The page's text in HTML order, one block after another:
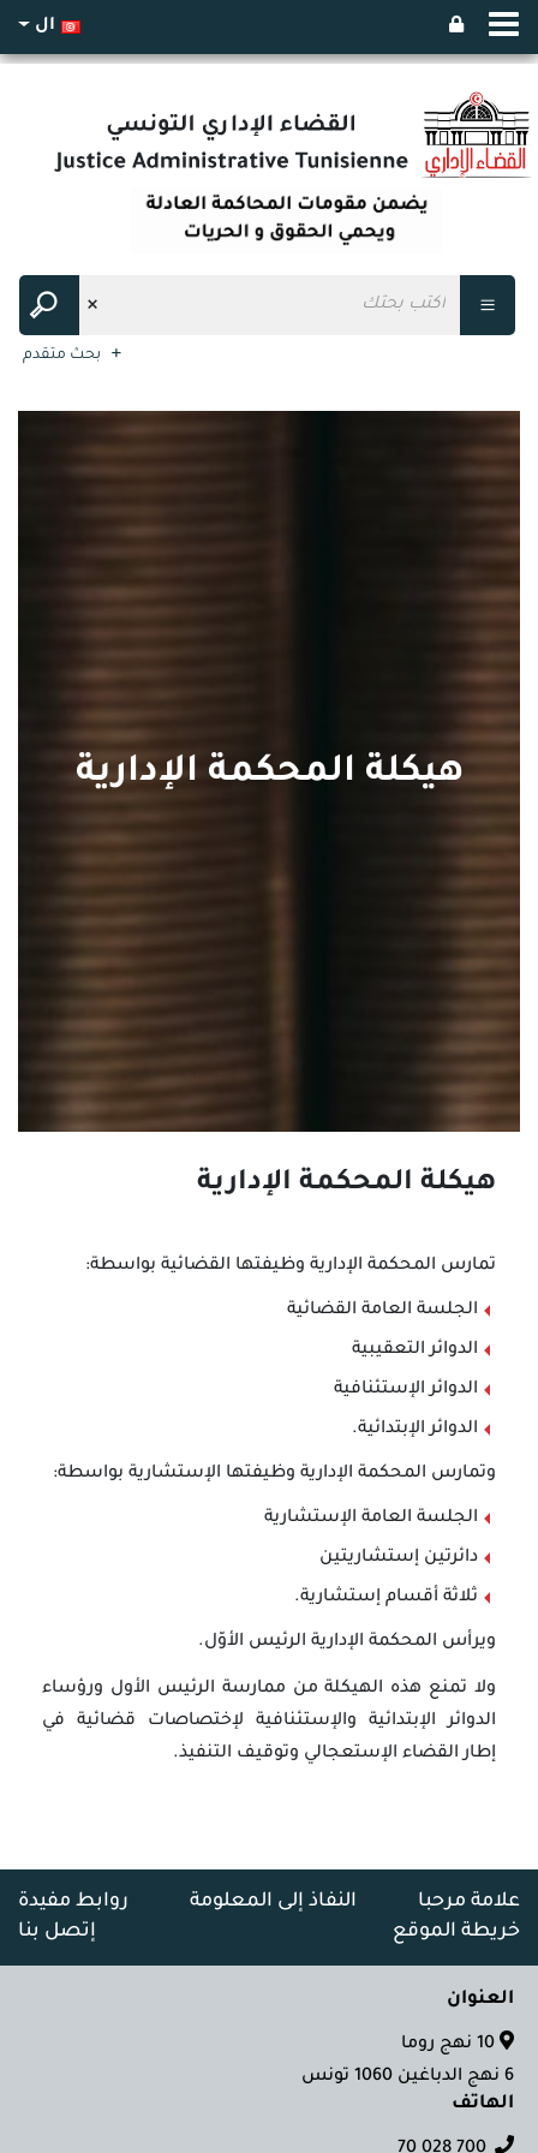
ال
بحث متقدم
هيكلة المحكمة الإدارية
هيكلة المحكمة الإدارية
تمارس المحكمة الإدارية وظيفتها القضائية بواسطة:
الجلسة العامة القضائية
الدوائر التعقيبية
الدوائر الإستئنافية
الدوائر الإبتدائية.
وتمارس المحكمة الإدارية وظيفتها الإستشارية بواسطة:
الجلسة العامة الإستشارية
دائرتين إستشاريتين
ثلاثة أقسام إستشارية.
ويرأس المحكمة الإدارية الرئيس الأوّل.
ولا تمنع هذه الهيكلة من ممارسة الرئيس الأول ورؤساء
الدوائر الإبتدائية والإستئنافية لإختصاصات قضائية في
إطار القضاء الإستعجالي وتوقيف التنفيذ.
علامة مرحبا النفاذ إلى المعلومة
روابط مفيدة
خريطة الموقع
إتصل بنا
العنوان
6 نهج الدباغين 1060 تونس
الهاتف